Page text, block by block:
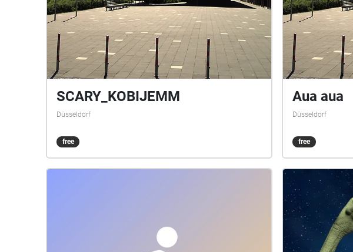
SCARY_KOBIJEMM
Düsseldorf
free
Aua aua
Düsseldorf
free